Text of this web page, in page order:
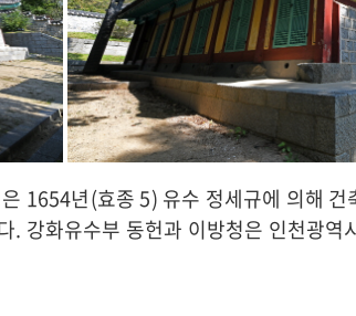
1654년(효종 5) 유수 정세규에 의해
강화유수부 동헌과 이방청은 인천광역